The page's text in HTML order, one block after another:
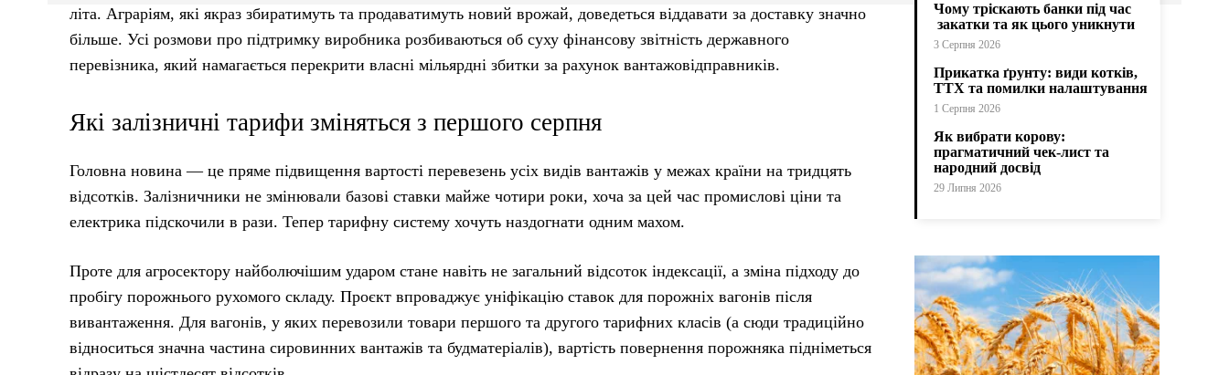
літа. Аграріям, які якраз збиратимуть та продаватимуть новий врожай, доведеться віддавати за доставку значно
більше. Усі розмови про підтримку виробника розбиваються об суху фінансову звітність державного
перевізника, який намагається перекрити власні мільярдні збитки за рахунок вантажовідправників.
Які залізничні тарифи зміняться з першого серпня
Головна новина — це пряме підвищення вартості перевезень усіх видів вантажів у межах країни на тридцять
відсотків. Залізничники не змінювали базові ставки майже чотири роки, хоча за цей час промислові ціни та
електрика підскочили в рази. Тепер тарифну систему хочуть наздогнати одним махом.
Проте для агросектору найболючішим ударом стане навіть не загальний відсоток індексації, а зміна підходу до
пробігу порожнього рухомого складу. Проєкт впроваджує уніфікацію ставок для порожніх вагонів після
вивантаження. Для вагонів, у яких перевозили товари першого та другого тарифних класів (а сюди традиційно
відноситься значна частина сировинних вантажів та будматеріалів), вартість повернення порожняка підніметься
Чому тріскають банки під час
закатки та як цього уникнути
3 Серпня 2026
Прикатка ґрунту: види котків,
ТТХ та помилки налаштування
1 Серпня 2026
Як вибрати корову:
прагматичний чек-лист та
народний досвід
29 Липня 2026